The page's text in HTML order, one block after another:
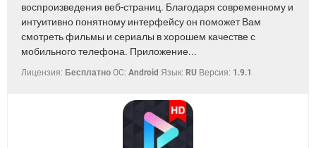
воспроизведения веб-страниц. Благодаря современному и
интуитивно понятному интерфейсу он поможет Вам
смотреть фильмы и сериалы в хорошем качестве с
мобильного телефона. Приложение...
Лицензия: Бесплатно OC: Android Язык: RU Версия: 1.9.1